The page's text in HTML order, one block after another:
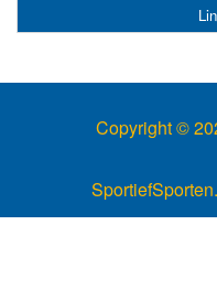
Copyright ©